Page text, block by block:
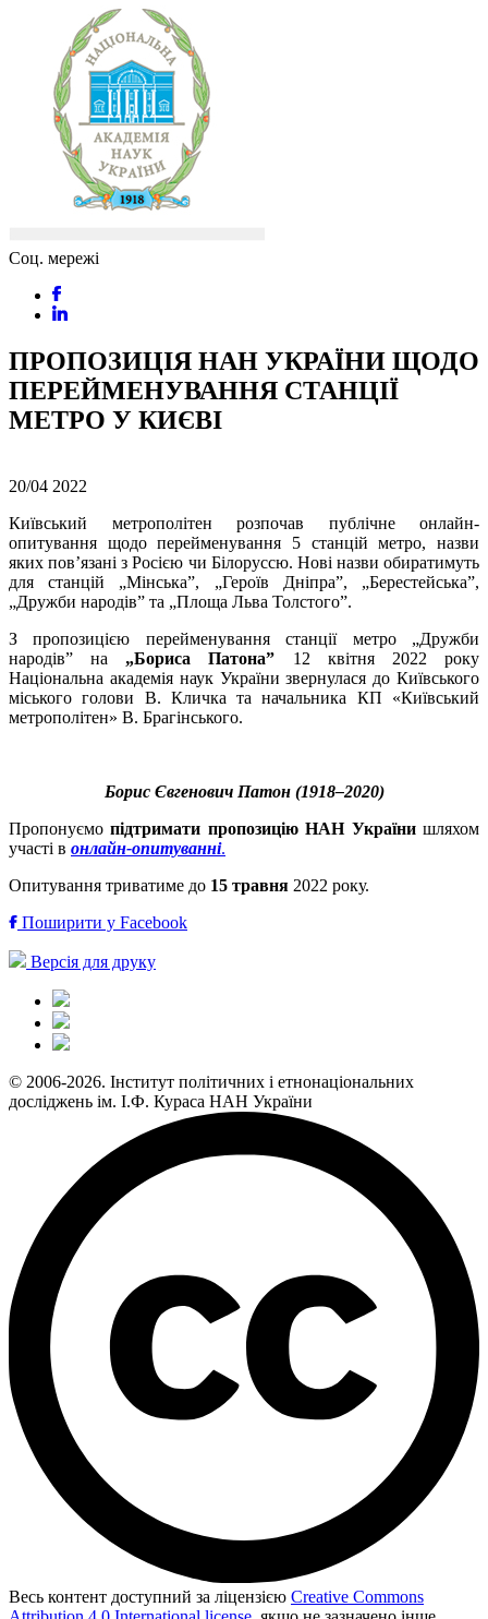
Соц. мережі
ПРОПОЗИЦІЯ НАН УКРАЇНИ ЩОДО
ПЕРЕЙМЕНУВАННЯ СТАНЦІЇ
МЕТРО У КИЄВІ
20/04 2022
Київський метрополітен розпочав публічне онлайн-
опитування щодо перейменування 5 станцій
метро, назви
яких пов’язані з Росією чи Білоруссю. Нові назви обиратимуть
для станцій „Мінська”, „Героїв Дніпра”, „Берестейська”,
„Дружби народів” та „Площа Льва Толстого”.
З пропозицією перейменування станції метро „Дружби
народів” на „Бориса Патона” 12 квітня 2022 року
Національна академія наук України звернулася до Київського
міського голови В. Кличка та начальника КП «Київський
метрополітен» В. Брагінського.
Борис Євгенович Патон (1918–2020)
Пропонуємопідтримати пропозицію НАН Українишляхом
участі в онлайн-опитуванні.
Опитування триватиме до 15 травня 2022 року.
Поширити у Facebook
Версія для друку
© 2006-2026. Інститут політичних і етнонаціональних
досліджень ім. І.Ф. Кураса НАН України
Весь контент доступний за ліцензією Creative Commons